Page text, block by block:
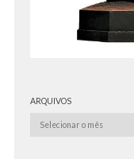
ARQUIVOS
Arquivos